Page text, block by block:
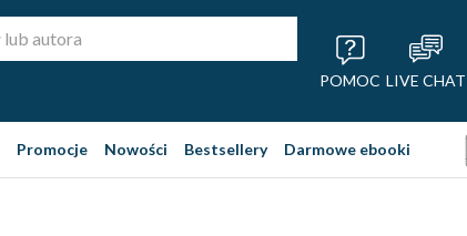
POMOC LIVE CHAT
Promocje Nowości Bestsellery Darmowe ebooki